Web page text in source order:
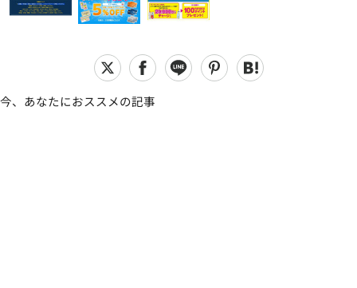
今、あなたにおススメの記事